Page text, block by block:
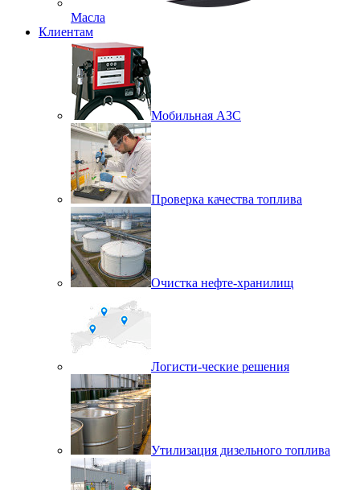
Масла
Клиентам
Мобильная АЗС
Проверка качества топлива
Очистка нефте-хранилищ
Логисти-ческие решения
Утилизация дизельного топлива